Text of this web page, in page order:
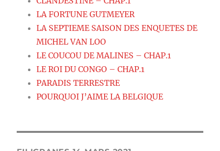
LA FORTUNE GUTMEYER
LA SEPTIEME SAISON DES ENQUETES DE
MICHEL VAN LOO
LE COUCOU DE MALINES – CHAP.1
LE ROI DU CONGO – CHAP.1
PARADIS TERRESTRE
POURQUOI J’AIME LA BELGIQUE